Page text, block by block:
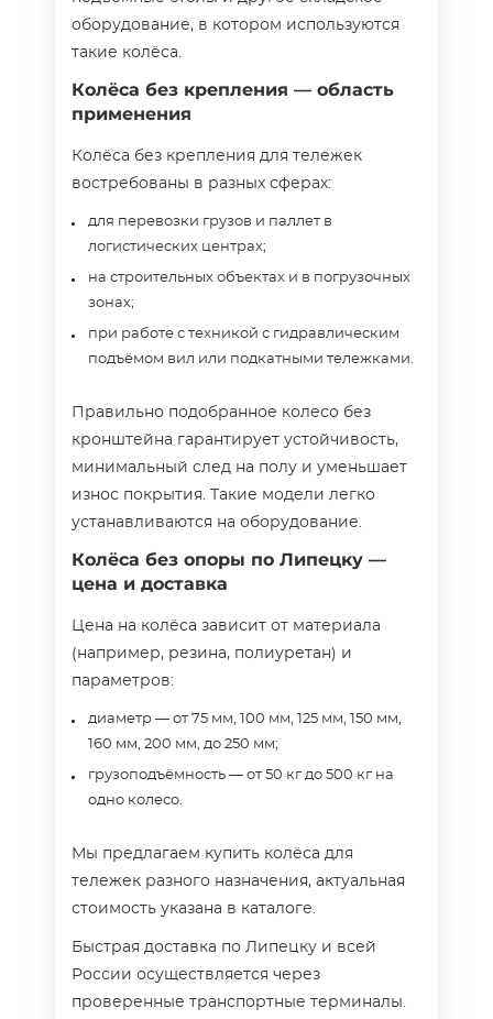
оборудование, в котором используются
такие колёса.
Колёса без крепления — область
применения
Колёса без крепления для тележек
востребованы в разных сферах:
для перевозки грузов и паллет в
логистических центрах;
на строительных объектах и в погрузочных
зонах;
при работе с техникой с гидравлическим
подъёмом вил или подкатными тележками.
Правильно подобранное колесо без
кронштейна гарантирует устойчивость,
минимальный след на полу и уменьшает
износ покрытия. Такие модели легко
устанавливаются на оборудование.
Колёса без опоры по Липецку —
цена и доставка
Цена на колёса зависит от материала
(например, резина, полиуретан) и
параметров:
диаметр — от 75 мм, 100 мм, 125 мм, 150 мм,
160 мм, 200 мм, до 250 мм;
грузоподъёмность — от 50 кг до 500 кг на
одно колесо.
Мы предлагаем купить колёса для
тележек разного назначения, актуальная
стоимость указана в каталоге.
Быстрая доставка по Липецку и всей
России осуществляется через
проверенные транспортные терминалы.